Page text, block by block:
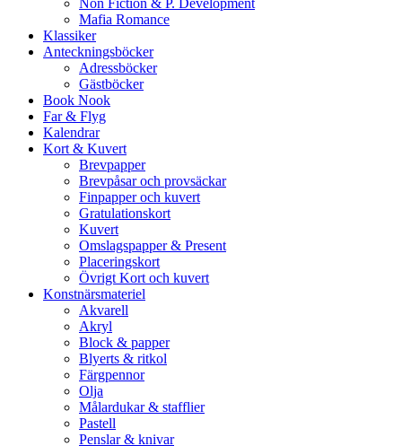
Non Fiction & P. Development
Mafia Romance
Klassiker
Anteckningsböcker
Adressböcker
Gästböcker
Book Nook
Far & Flyg
Kalendrar
Kort & Kuvert
Brevpapper
Brevpåsar och provsäckar
Finpapper och kuvert
Gratulationskort
Kuvert
Omslagspapper & Present
Placeringskort
Övrigt Kort och kuvert
Konstnärsmateriel
Akvarell
Akryl
Block & papper
Blyerts & ritkol
Färgpennor
Olja
Målardukar & stafflier
Pastell
Penslar & knivar